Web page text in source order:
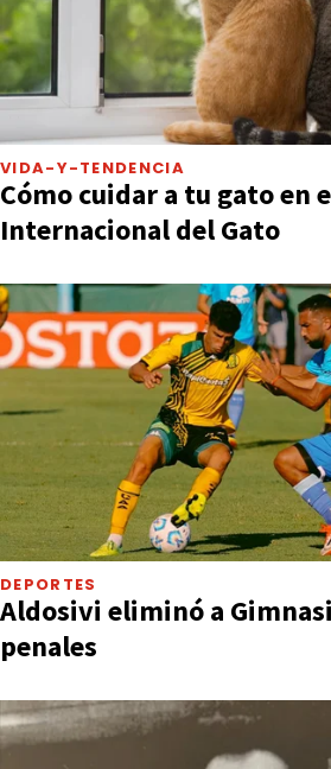
VIDA-Y-TENDENCIA
Cómo cuidar a tu gato en
Internacional del Gato
DEPORTES
Aldosivi eliminó a
penales